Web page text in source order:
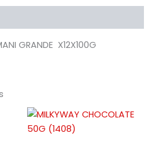
GRANDE X12X100G